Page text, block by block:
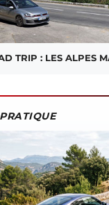
TRIP : LES ALPES